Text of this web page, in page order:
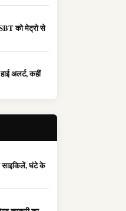
को मेट्रो से
अलर्ट, कहीं
साइकिलें, घंटे के